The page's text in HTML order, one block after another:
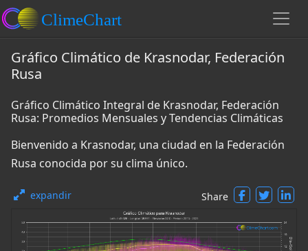
Gráfico Climático de Krasnodar, Federación
Rusa
Gráfico Climático Integral de Krasnodar, Federación
Rusa: Promedios Mensuales y Tendencias Climáticas
Bienvenido a Krasnodar, una ciudad en la Federación
Rusa conocida por su clima único.
expandir Share